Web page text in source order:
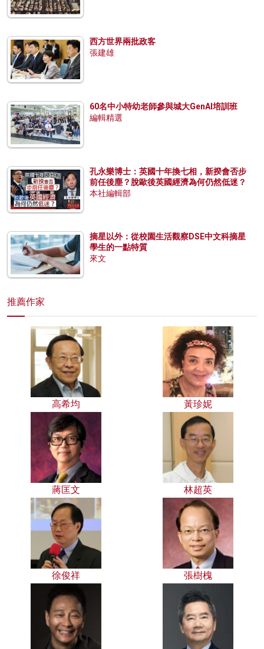
西方世界兩批政客
張建雄
60名中小特幼老師參與城大GenAI培訓班
編輯精選
孔永樂博士：英國十年換七相，新揆會否步
前任後塵？脫歐後英國經濟為何仍然低迷？
本社編輯部
摘星以外：從校園生活觀察DSE中文科摘星
學生的一點特質
來文
推薦作家
高希均 黃珍妮
蔣匡文 林超英
徐俊祥 張樹槐